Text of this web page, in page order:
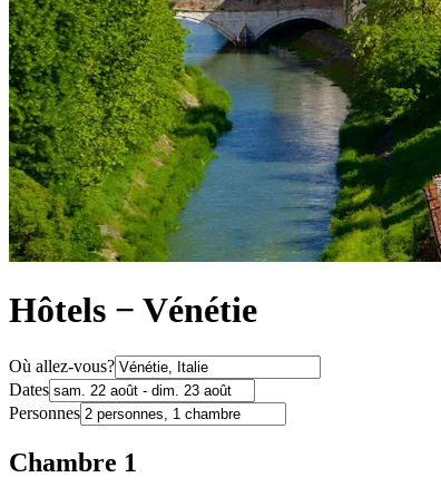
Hôtels − Vénétie
Où allez-vous?
Dates
Personnes
Chambre 1